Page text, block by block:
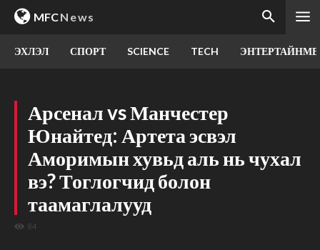
MFCNews
ЭХЛЭЛ СПОРТ SCIENCE TECH
Арсенал vs Манчестер
Юнайтед: Артета эсвэл
Аморимын хувьд аль нь чухал
вэ? Тоглогчид болон
таамаглалууд
84